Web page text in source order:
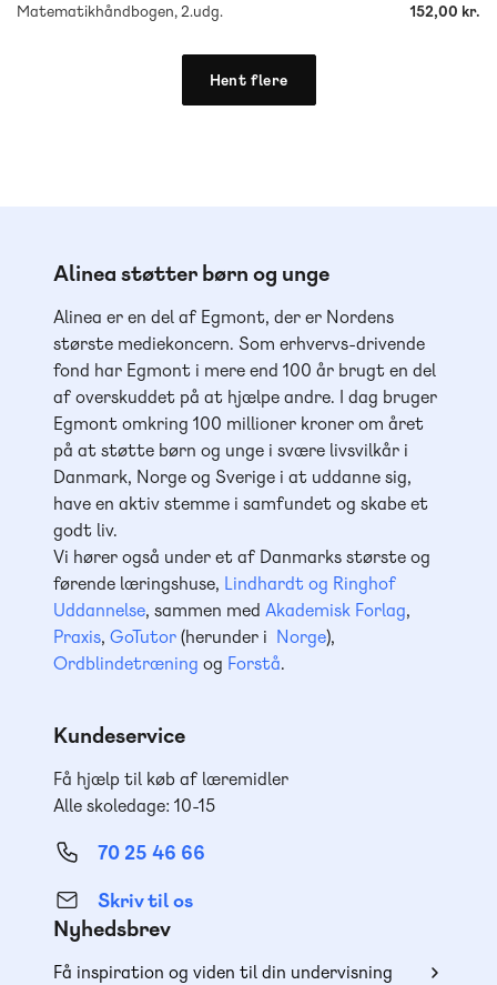
Matematikhåndbogen, 2.udg. 152,00 kr.
Hent flere
Alinea støtter børn og unge
Alinea er en del af Egmont, der er Nordens
største mediekoncern. Som erhvervs-drivende
fond har Egmont i mere end 100 år brugt en del
af overskuddet på at hjælpe andre. I dag bruger
Egmont omkring 100 millioner kroner om året
på at støtte børn og unge i svære livsvilkår i
Danmark, Norge og Sverige i at uddanne sig,
have en aktiv stemme i samfundet og skabe et
godt liv.
Vi hører også under et af Danmarks største og
førende læringshuse, Lindhardt og Ringhof
Uddannelse, sammen med Akademisk Forlag,
Praxis, GoTutor(herunder i Norge),
Ordblindetræning og Forstå.
Kundeservice
Få hjælp til køb af læremidler
Alle skoledage: 10-15
70 25 46 66
Skriv til os
Nyhedsbrev
Få inspiration og viden til din undervisning